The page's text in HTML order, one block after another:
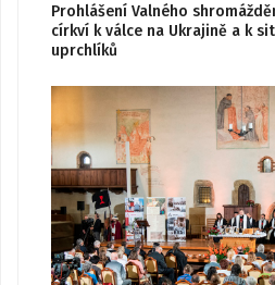
Prohlášení Valného
církví k válce na Ukrajině a k
uprchlíků